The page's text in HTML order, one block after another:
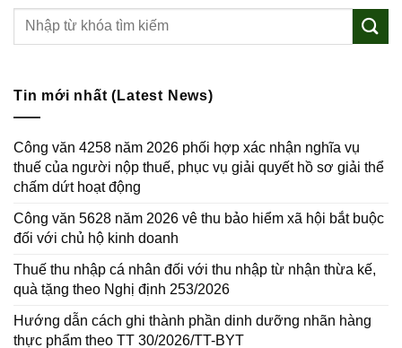
Tin mới nhất (Latest News)
Công văn 4258 năm 2026 phối hợp xác nhận nghĩa vụ
thuế của người nộp thuế, phục vụ giải quyết hồ sơ giải thể
chấm dứt hoạt động
Công văn 5628 năm 2026 vê thu bảo hiểm xã hội bắt buộc
đối với chủ hộ kinh doanh
Thuế thu nhập cá nhân đối với thu nhập từ nhận thừa kế,
quà tặng theo Nghị định 253/2026
Hướng dẫn cách ghi thành phần dinh dưỡng nhãn hàng
thực phẩm theo TT 30/2026/TT-BYT